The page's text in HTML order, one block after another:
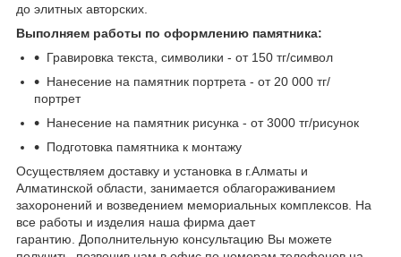
до элитных авторских.
Выполняем работы по оформлению памятника:
Гравировка текста, символики - от 150 тг/символ
Нанесение на памятник портрета - от 20 000 тг/
портрет
Нанесение на памятник рисунка - от 3000 тг/рисунок
Подготовка памятника к монтажу
Осуществляем доставку и установка в г.Алматы и
Алматинской области, занимается облагораживанием
захоронений и возведением мемориальных комплексов. На
все работы и изделия наша фирма дает
гарантию. Дополнительную консультацию Вы можете